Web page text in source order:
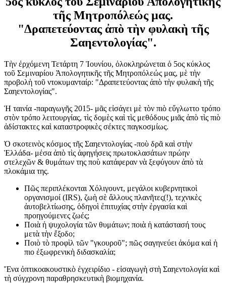
τῆς Μητροπόλεώς μας.
"Δραπετεύοντας ἀπὸ τὴν φυλακὴ τῆς
Σαηεντολογίας".
Τὴν ἐρχόμενη Τετάρτη 7 Ἰουνίου, ὁλοκληρώνεται ὁ 5ος κύκλος
τοῦ Σεμιναρίου Ἀπολογητικῆς τῆς Μητροπόλεώς μας, μὲ τὴν
προβολὴ τοῦ ντοκυμανταίρ: "Δραπετεύοντας ἀπὸ τὴν φυλακὴ τῆς
Σαηεντολογίας".
Ἡ ταινία -παραγωγῆς 2015- μᾶς εἰσάγει μὲ τὸν πιὸ εὔγλωττο τρόπο
στὸν τρόπο λειτουργίας, τὶς δομὲς καὶ τὶς μεθόδους μιᾶς ἀπὸ τὶς πιὸ
ἀδίστακτες καὶ καταστροφικὲς σέκτες παγκοσμίως.
Ὁ σκοτεινὸς κόσμος τῆς Σαηεντολογίας -ποὺ δρᾶ καὶ στὴν
Ἑλλάδα- μέσα ἀπὸ τὶς ἀφηγήσεις πρωτοκλασάτων πρώην
στελεχῶν & θυμάτων της ποὺ κατάφεραν νὰ ξεφύγουν ἀπὸ τὰ
πλοκάμια της.
Πῶς περιπλέκονται Χόλιγουντ, μεγάλοι κυβερνητικοὶ
οργανισμοί (IRS), ζωὴ σὲ ἄλλους πλανῆτες(!), τεχνικὲς
ἀυτοβελτίωσης, ὁδηγοὶ ἐπιτυχίας στὴν ἐργασία καὶ
προηγούμενες ζωές;
Ποιὰ ἡ ψυχολογία τῶν θυμάτων; ποιὰ ἡ κατάστασή τους
μετὰ τὴν ἔξοδο;
Ποιὸ τὸ προφὶλ τῶν "γκουροῦ"; πῶς σαγηνεύει ἀκόμα καὶ ἡ
πιο ἐξωφρενικὴ διδασκαλία;
Ἕνα ὀπτικοακουστικὸ ἐγχειρίδιο - εἰσαγωγὴ στὴ Σαηεντολογία καὶ
τὴ σύγχρονη παραθρησκευτικὴ βιομηχανία.